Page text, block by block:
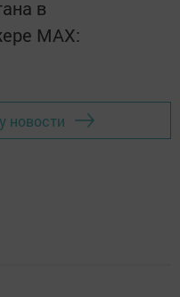
в
MАХ:
новости